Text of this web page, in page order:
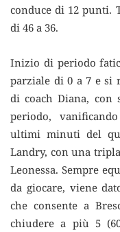
conduce di 12 punti.
di 46 a 36.
Inizio di periodo
parziale di 0 a 7 e si
di coach Diana,
periodo,
ultimi minuti del
Landry, con una
Leonessa. Sempre
da giocare, viene
che consente a
chiudere a più 5